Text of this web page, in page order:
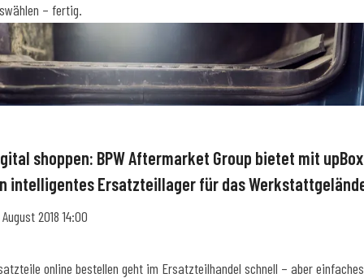
– fertig.
shoppen: BPW Aftermarket Group bietet mit upBox
intelligentes Ersatzteillager für das
August 2018 14:00
online bestellen geht im Ersatzteilhandel schnell – aber einfaches